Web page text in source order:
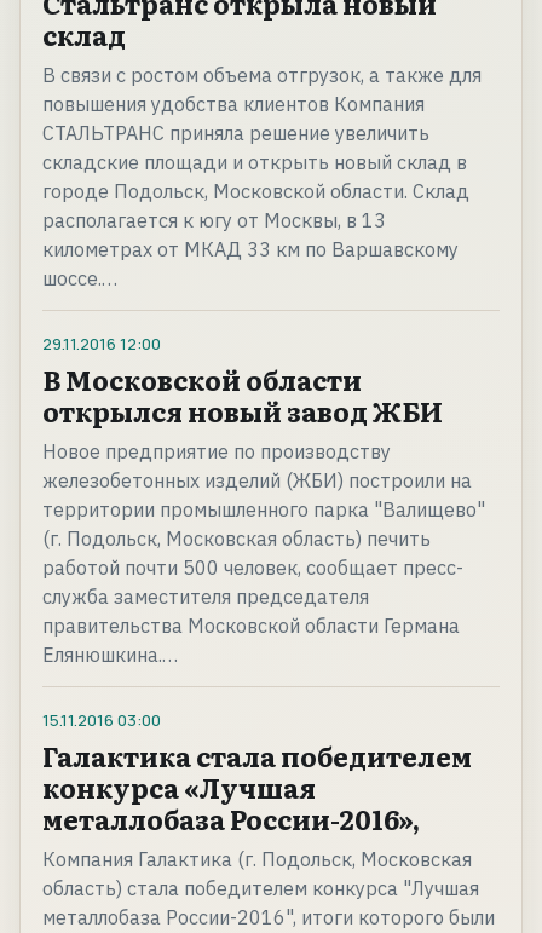
склад
В связи с ростом объема отгрузок, а также для
повышения удобства клиентов Компания
СТАЛЬТРАНС приняла решение увеличить
складские площади и открыть новый склад в
городе Подольск, Московской области. Склад
располагается к югу от Москвы, в 13
километрах от МКАД 33 км по Варшавскому
шоссе.…
29.11.2016 12:00
В Московской области
открылся новый завод ЖБИ
Новое предприятие по производству
железобетонных изделий (ЖБИ) построили на
территории промышленного парка "Валищево"
(г. Подольск, Московская область) печить
работой почти 500 человек, сообщает пресс-
служба заместителя председателя
правительства Московской области Германа
Елянюшкина.…
15.11.2016 03:00
Галактика стала победителем
конкурса «Лучшая
металлобаза России-2016»,
Компания Галактика (г. Подольск, Московская
область) стала победителем конкурса "Лучшая
металлобаза России-2016", итоги которого были